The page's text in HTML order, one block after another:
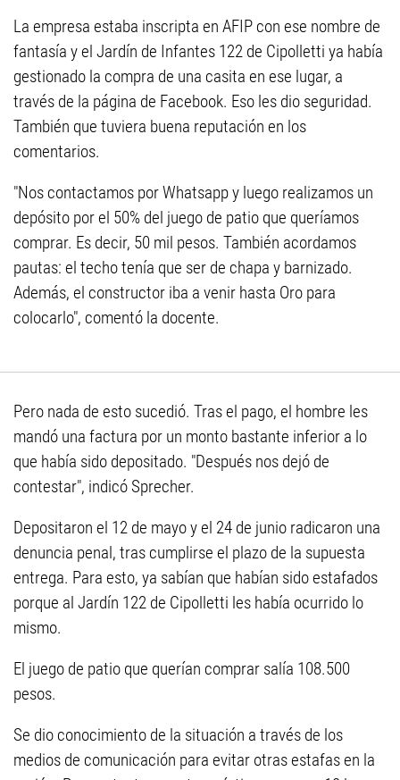
La empresa estaba inscripta en AFIP con ese nombre de
fantasía y el Jardín de Infantes 122 de Cipolletti ya había
gestionado la compra de una casita en ese lugar, a
través de la página de Facebook. Eso les dio seguridad.
También que tuviera buena reputación en los
comentarios.
"Nos contactamos por Whatsapp y luego realizamos un
depósito por el 50% del juego de patio que queríamos
comprar. Es decir, 50 mil pesos. También acordamos
pautas: el techo tenía que ser de chapa y barnizado.
Además, el constructor iba a venir hasta Oro para
colocarlo", comentó la docente.
Pero nada de esto sucedió. Tras el pago, el hombre les
mandó una factura por un monto bastante inferior a lo
que había sido depositado. "Después nos dejó de
contestar", indicó Sprecher.
Depositaron el 12 de mayo y el 24 de junio radicaron una
denuncia penal, tras cumplirse el plazo de la supuesta
entrega. Para esto, ya sabían que habían sido estafados
porque al Jardín 122 de Cipolletti les había ocurrido lo
mismo.
El juego de patio que querían comprar salía 108.500
pesos.
Se dio conocimiento de la situación a través de los
medios de comunicación para evitar otras estafas en la